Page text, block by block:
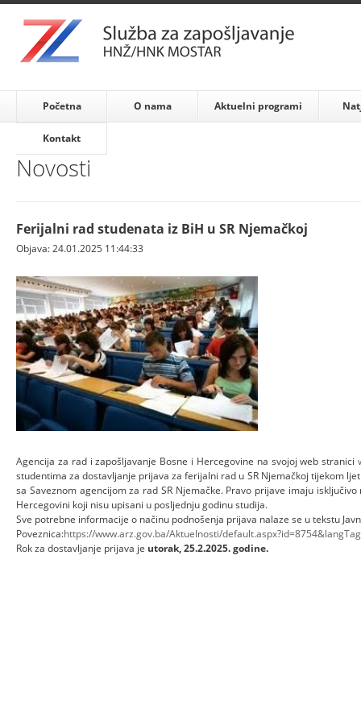
Početna O nama Aktuelni programi
Kontakt
Novosti
Ferijalni rad studenata iz BiH u SR Njemačkoj
Objava: 24.01.2025 11:44:33
Agencija za rad i zapošljavanje Bosne i Hercegovine na svojoj web stranici
studentima za dostavljanje prijava za ferijalni rad u SR Njemačkoj tijekom
sa Saveznom agencijom za rad SR Njemačke. Pravo prijave imaju
Hercegovini koji nisu upisani u posljednju godinu studija.
Sve potrebne informacije o načinu podnošenja prijava nalaze se u tekstu
Poveznica:https://www.arz.gov.ba/Aktuelnosti/
Rok za dostavljanje prijava je utorak, 25.2.2025. godine.